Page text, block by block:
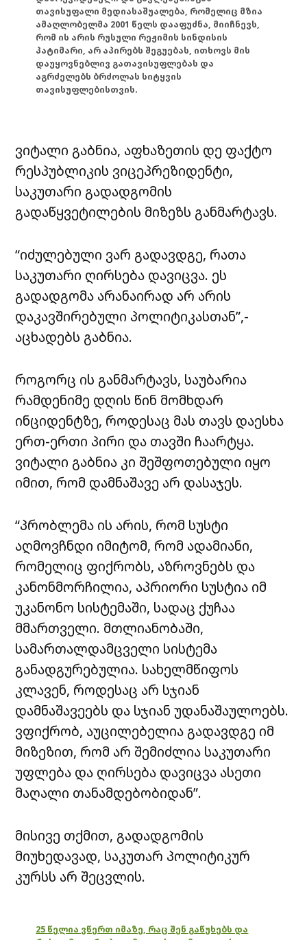
თავისუფალი მედიასაშუალება, რომელიც მზია
ამაღლობელმა 2001 წელს დააფუძნა, მიიჩნევს,
რომ ის არის რუსული რეჟიმის სინდისის
პატიმარი, არ აპირებს შეგუებას, ითხოვს მის
დაუყოვნებლივ გათავისუფლებას და
აგრძელებს ბრძოლას სიტყვის
თავისუფლებისთვის.
ვიტალი გაბნია, აფხაზეთის დე ფაქტო
რესპუბლიკის ვიცეპრეზიდენტი,
საკუთარი გადადგომის
გადაწყვეტილების მიზეზს განმარტავს.
“იძულებული ვარ გადავდგე, რათა
საკუთარი ღირსება დავიცვა. ეს
გადადგომა არანაირად არ არის
დაკავშირებული პოლიტიკასთან”,-
აცხადებს გაბნია.
როგორც ის განმარტავს, საუბარია
რამდენიმე დღის წინ მომხდარ
ინციდენტზე, როდესაც მას თავს დაესხა
ერთ-ერთი პირი და თავში ჩაარტყა.
ვიტალი გაბნია კი შეშფოთებული იყო
იმით, რომ დამნაშავე არ დასაჯეს.
“პრობლემა ის არის, რომ სუსტი
აღმოვჩნდი იმიტომ, რომ ადამიანი,
რომელიც ფიქრობს, აზროვნებს და
კანონმორჩილია, აპრიორი სუსტია იმ
უკანონო სისტემაში, სადაც ქუჩაა
მმართველი. მთლიანობაში,
სამართალდამცველი სისტემა
განადგურებულია. სახელმწიფოს
კლავენ, როდესაც არ სჯიან
დამნაშავეებს და სჯიან უდანაშაულოებს.
ვფიქრობ, აუცილებელია გადავდგე იმ
მიზეზით, რომ არ შემიძლია საკუთარი
უფლება და ღირსება დავიცვა ასეთი
მაღალი თანამდებობიდან”.
მისივე თქმით, გადადგომის
მიუხედავად, საკუთარ პოლიტიკურ
კურსს არ შეცვლის.
25 წელია ვწერთ იმაზე, რაც შენ გაწუხებს და